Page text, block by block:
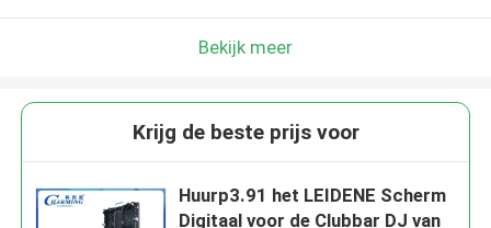
Bekijk meer
Krijg de beste prijs voor
Huurp3.91 het LEIDENE Scherm
Digitaal voor de Clubbar DJ van